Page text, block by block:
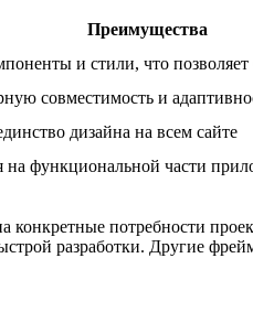
Преимущества
и стили, что позволяет
совместимость и
дизайна на всем сайте
на функциональной части
конкретные потребности
разработки. Другие